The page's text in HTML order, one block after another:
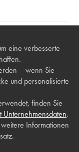
eine verbesserte
– wenn Sie
und personalisierte
finden Sie
Unternehmensdaten.
Informationen